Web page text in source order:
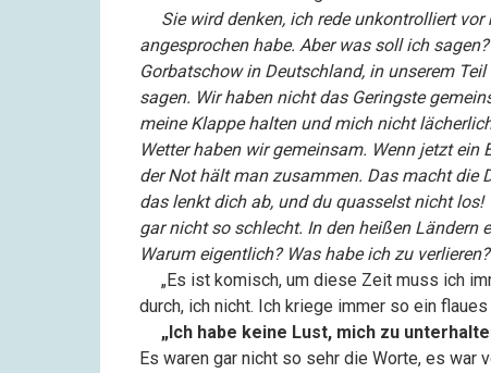
Sie wird denken, ich rede unkontrolliert
angesprochen habe. Aber was soll ich
Gorbatschow in Deutschland, in unserem
sagen. Wir haben nicht das Geringste
meine Klappe halten und mich nicht
Wetter haben wir gemeinsam. Wenn jetzt
der Not hält man zusammen. Das macht die
das lenkt dich ab, und du quasselst nicht
gar nicht so schlecht. In den heißen Ländern
Warum eigentlich? Was habe ich zu verlieren?
„Es ist komisch, um diese Zeit muss ich
durch, ich nicht. Ich kriege immer so ein flaues
„Ich habe keine Lust, mich zu
Es waren gar nicht so sehr die Worte, es war